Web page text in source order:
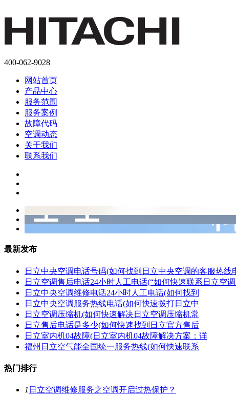
400-062-9028
网站首页
产品中心
服务范围
服务案例
故障代码
空调动态
关于我们
联系我们
最新发布
日立中央空调电话号码(如何找到日立中央空调的客服热线
日立空调售后电话24小时人工电话(“如何快速联系日立空
日立中央空调维修电话24小时人工电话(如何找到
日立中央空调服务热线电话(如何快速拨打日立中
日立空调压缩机(如何快速解决日立空调压缩机常
日立售后电话是多少(如何快速找到日立官方售后
日立室内机04故障(日立室内机04故障解决方案：详
福州日立空气能全国统一服务热线(如何快速联系
热门排行
1 日立空调维修服务之空调开启过热保护？